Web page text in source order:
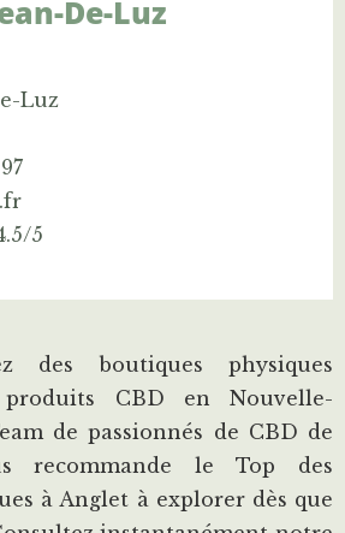
De-Luz
Luz
5
des boutiques physiques
produits CBD en Nouvelle-
de passionnés de CBD de
recommande le Top des
à Anglet à explorer dès que